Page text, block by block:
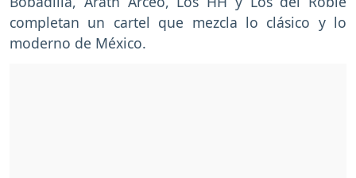
completan un cartel que mezcla lo clásico y lo
moderno de México.